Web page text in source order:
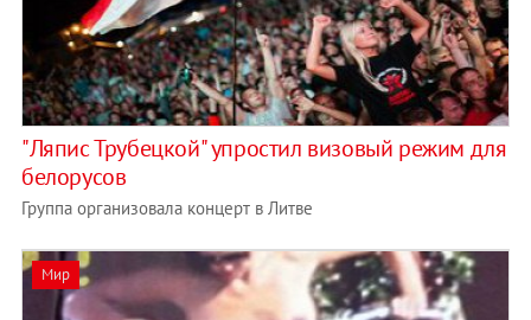
"Ляпис Трубецкой" упростил визовый режим для
белорусов
Группа организовала концерт в Литве
Мир